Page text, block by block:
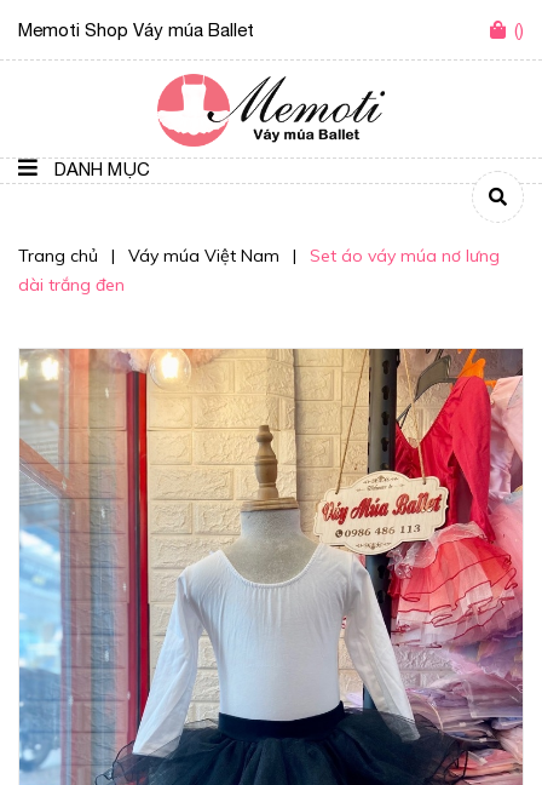
Memoti Shop Váy múa Ballet ()
DANH MỤC
Trang chủ | Váy múa Việt Nam |
Set áo váy múa nơ lưng
dài trắng đen